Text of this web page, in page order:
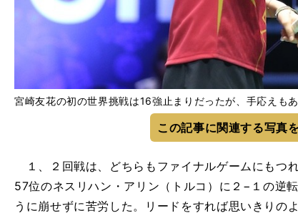
宮崎友花の初の世界挑戦は16強止まりだったが、手応え
この記事に関連する写真
１、２回戦は、どちらもファイナルゲームにもつ
57位のネスリハン・アリン（トルコ）に２−１の逆
うに崩せずに苦労した。リードをすれば思いきりの